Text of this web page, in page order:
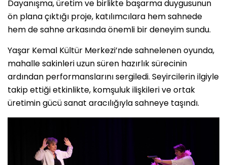
Dayanışma, üretim ve birlikte başarma duygusunun
ön plana çıktığı proje, katılımcılara hem sahnede
hem de sahne arkasında önemli bir deneyim sundu.
Yaşar Kemal Kültür Merkezi’nde sahnelenen oyunda,
mahalle sakinleri uzun süren hazırlık sürecinin
ardından performanslarını sergiledi. Seyircilerin ilgiyle
takip ettiği etkinlikte, komşuluk ilişkileri ve ortak
üretimin gücü sanat aracılığıyla sahneye taşındı.